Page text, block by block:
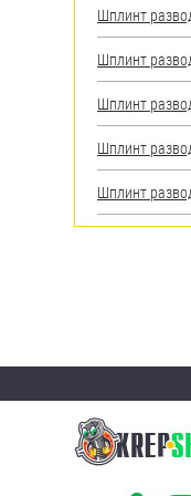
Шплинт
Шплинт
Шплинт
Шплинт
Шплинт